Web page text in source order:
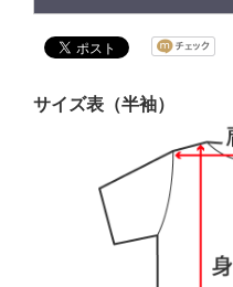
サイズ表（半袖）